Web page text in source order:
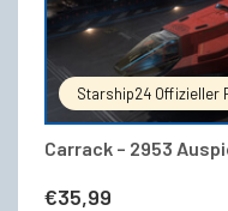
Starship24 Offizieller
Carrack – 2953
€35,99